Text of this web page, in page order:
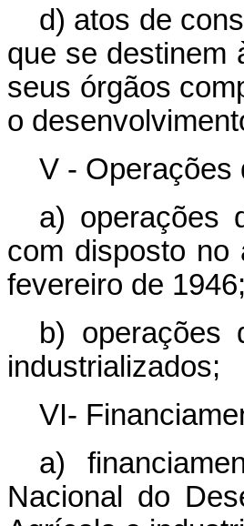
d) atos de
que se destinem
seus órgãos
o
V - Operações
a) operações
com disposto no
fevereiro de 1946;
b) operações
industrializados;
VI-
a)
Nacional do